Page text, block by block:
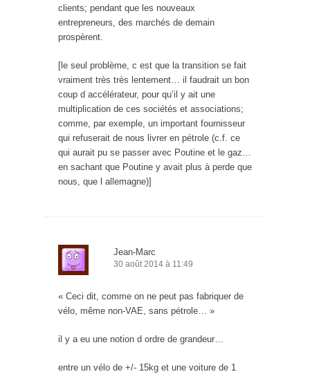
clients; pendant que les nouveaux
entrepreneurs, des marchés de demain
prospèrent.
[le seul problème, c est que la transition se fait
vraiment très très lentement… il faudrait un bon
coup d accélérateur, pour qu’il y ait une
multiplication de ces sociétés et associations;
comme, par exemple, un important fournisseur
qui refuserait de nous livrer en pétrole (c.f. ce
qui aurait pu se passer avec Poutine et le gaz…
en sachant que Poutine y avait plus à perde que
nous, que l allemagne)]
Jean-Marc
30 août 2014 à 11:49
« Ceci dit, comme on ne peut pas fabriquer de
vélo, même non-VAE, sans pétrole… »
il y a eu une notion d ordre de grandeur…
entre un vélo de +/- 15kg et une voiture de 1